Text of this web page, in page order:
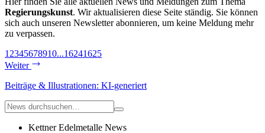
Regierungskunst. Wir aktualisieren diese Seite ständig. Sie können
sich auch unseren Newsletter abonnieren, um keine Meldung mehr
zu verpassen.
1 2345678910...16241625
Weiter
Beiträge & Illustrationen: KI-generiert
Kettner Edelmetalle News